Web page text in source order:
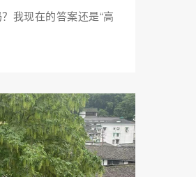
我现在的答案还是“高